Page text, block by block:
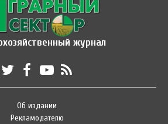
журнал
Об издании
Рекламодателю